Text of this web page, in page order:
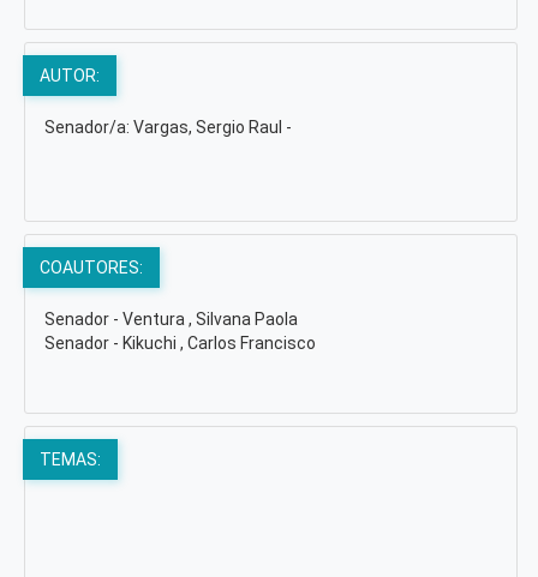
AUTOR:
Senador/a: Vargas, Sergio Raul -
COAUTORES:
Senador - Ventura , Silvana Paola
Senador - Kikuchi , Carlos Francisco
TEMAS: